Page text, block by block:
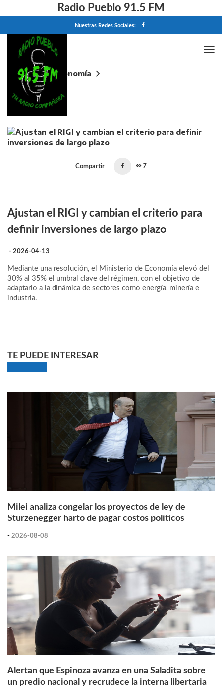
Radio Pueblo 91.5 FM
Nuestras Redes Sociales:
Home
Economía
Ajustan el RIGI y cambian el criterio para definir
inversiones de largo plazo
Compartir 7
Ajustan el RIGI y cambian el criterio para
definir inversiones de largo plazo
- 2026-04-13
Mediante una resolución, el Ministerio de Economía elevó del
30% al 35% el umbral clave del régimen, con el objetivo de
adaptarlo a la dinámica de sectores como energía, minería e
industria.
TE PUEDE INTERESAR
Milei analiza congelar los proyectos de ley de
Sturzenegger harto de pagar costos políticos
- 2026-08-08
Alertan que Espinoza avanza en una Saladita sobre
un predio nacional y recrudece la interna libertaria